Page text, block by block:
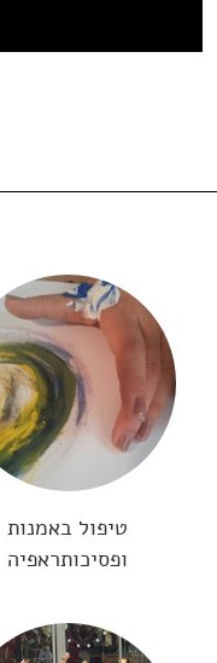
טיפול באמנות
ופסיכותראפיה